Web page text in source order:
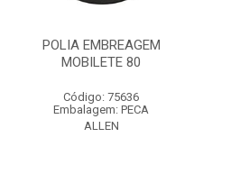
POLIA EMBREAGEM
MOBILETE 80
Código: 75636
Embalagem: PECA
ALLEN